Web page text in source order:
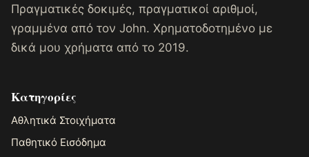
Πραγματικές δοκιμές, πραγματικοί αριθμοί,
γραμμένα από τον John. Χρηματοδοτημένο με
δικά μου χρήματα από το 2019.
Κατηγορίες
Αθλητικά Στοιχήματα
Παθητικό Εισόδημα